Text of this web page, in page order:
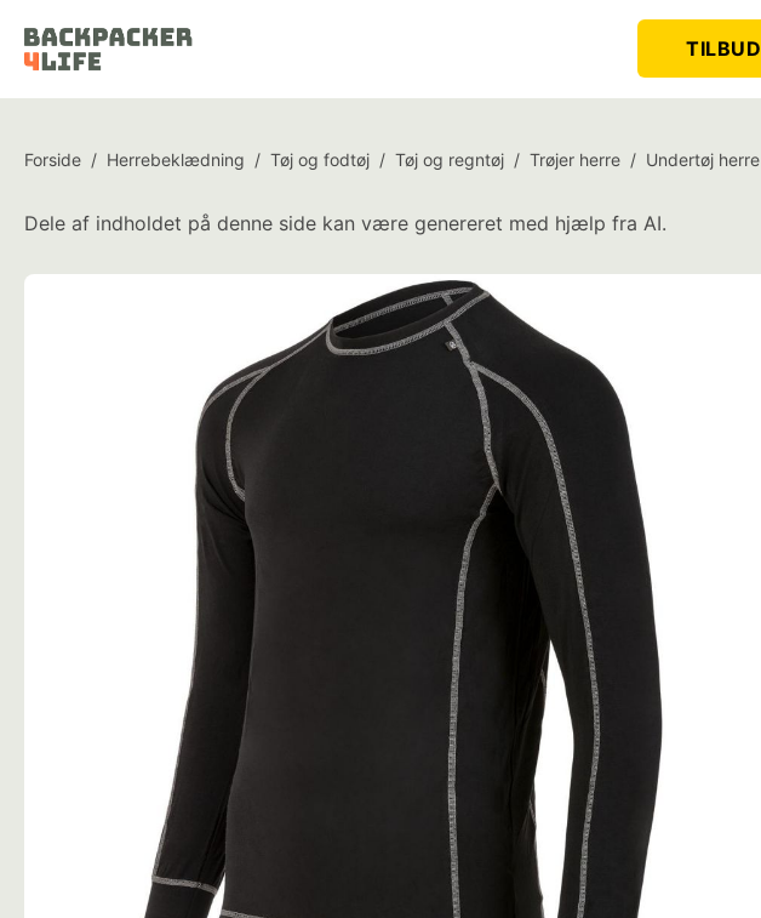
TILBUD
Forside / Herrebeklædning / Tøj og fodtøj / Tøj og regntøj / Trøjer herre / Undertøj herre
Dele af indholdet på denne side kan være genereret med hjælp fra AI.